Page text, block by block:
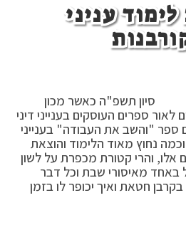
עניני
כאשר מכון
ספרים העוסקים בענייני דיני
ספר "והשב את העבודה" בענייני
נחוץ מאוד הלימוד והוצאת
אלו, והרי קטורת מכפרת על לשון
מאיסורי שבת וכל דבר
חטאת ואיך יכופר לו בזמן